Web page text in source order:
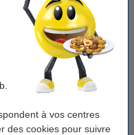
à vos centres
des cookies pour suivre
(10 pièces)
Pink Sensation